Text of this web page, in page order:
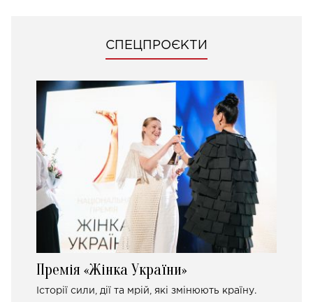
СПЕЦПРОЄКТИ
Премія «Жінка України»
Історії сили, дії та мрій, які змінюють країну.